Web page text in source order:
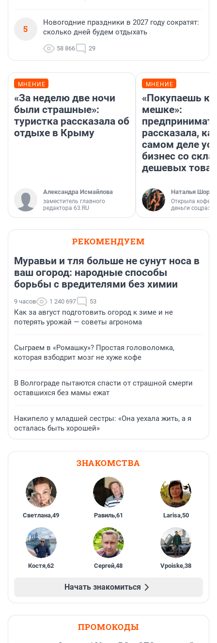
5
Новогодние праздники в 2027 году сократят:
сколько дней будем отдыхать
58 866 29
МНЕНИЕ
«За неделю две ночи
были страшные»:
туристка рассказала об
отдыхе в Крыму
Александра Исмайлова
заместитель главного
редактора 63.RU
МНЕНИЕ
«Покупаешь
мешке»:
рассказала,
самом деле
бизнес со
дешевых
Наталья
Открыла
деньги
РЕКОМЕНДУЕМ
Муравьи и тля больше не сунут носа в
ваш огород: народные способы
борьбы с вредителями без химии
9 часов 1 240 697 53
Как за август подготовить огород к зиме и не
потерять урожай — советы агронома
Сыграем в «Ромашку»? Простая головоломка,
которая взбодрит мозг не хуже кофе
В Волгограде пытаются спасти от страшной смерти
оставшихся без мамы ежат
Накипело у младшей сестры: «Она уехала жить, а я
осталась быть хорошей»
ЗНАКОМСТВА
Светлана,49 Равиль,61 Larisa,50
Костя,62 Сергей,48 Vpoiske,38
Начать знакомиться
ПРОМОКОДЫ